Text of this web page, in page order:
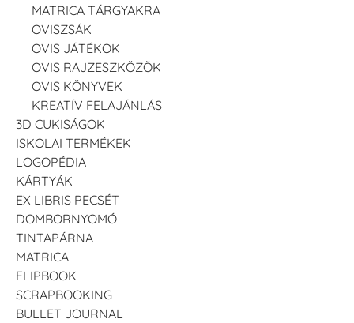
MATRICA TÁRGYAKRA
OVISZSÁK
OVIS JÁTÉKOK
OVIS RAJZESZKÖZÖK
OVIS KÖNYVEK
KREATÍV FELAJÁNLÁS
3D CUKISÁGOK
ISKOLAI TERMÉKEK
LOGOPÉDIA
KÁRTYÁK
EX LIBRIS PECSÉT
DOMBORNYOMÓ
TINTAPÁRNA
MATRICA
FLIPBOOK
SCRAPBOOKING
BULLET JOURNAL